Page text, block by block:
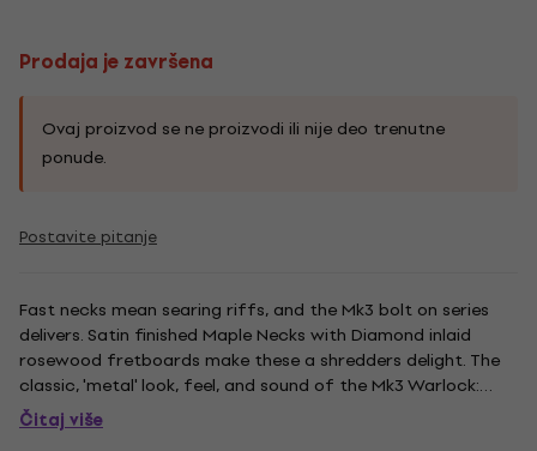
Prodaja je završena
Ovaj proizvod se ne proizvodi ili nije deo trenutne
ponude.
Postavite pitanje
Fast necks mean searing riffs, and the Mk3 bolt on series
delivers. Satin finished Maple Necks with Diamond inlaid
rosewood fretboards make these a shredders delight. The
classic, 'metal' look, feel, and sound of the Mk3 Warlock:
''Reverse'' headstock, unmistakable body style, Double
Locking B.C. Rich tremolo, screaming pickups that deliver
Čitaj više